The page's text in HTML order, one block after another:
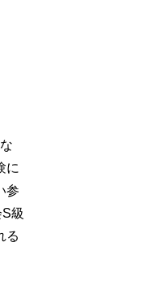
に
参
級
る